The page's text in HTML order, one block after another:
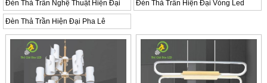
Đèn Thả Trần Nghệ Thuật Hiện Đại Đèn Thả Trần Hiện Đại Vòng Led
Đèn Thả Trần Hiện Đại Pha Lê